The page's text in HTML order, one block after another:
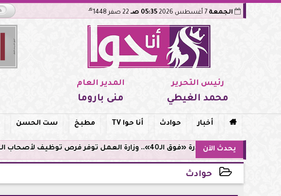
الجمعة 05:35 صـ هـ
رئيس التحرير
محمد الغيطي
المدير العام
منى باروما
 أخبار حوادث أنا حوا TV مطبخ ست الحسن
يحدث الآن
مبادرة «فوق الـ40».. وزارة العمل توفر فرص توظيف لأصحاب الخبرات
حوادث